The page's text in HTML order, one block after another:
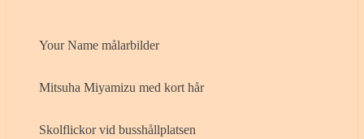
Your Name målarbilder
Mitsuha Miyamizu med kort hår
Skolflickor vid busshållplatsen